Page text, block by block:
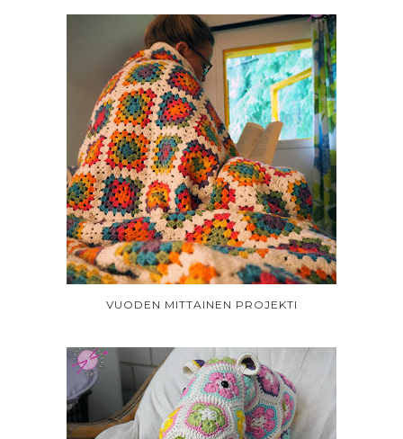
VUODEN MITTAINEN PROJEKTI